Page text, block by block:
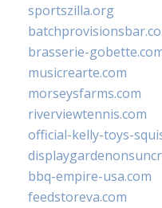
sportszilla.org
brasserie-
musicrearte.com
morseysfarms.com
riverviewtennis.com
official-kelly-toys-
bbq-empire-usa.com
feedstoreva.com